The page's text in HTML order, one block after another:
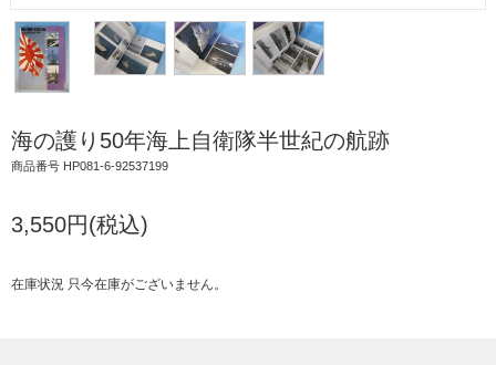
海の護り50年海上自衛隊半世紀の航跡
商品番号 HP081-6-92537199
3,550円(税込)
在庫状況 只今在庫がございません。